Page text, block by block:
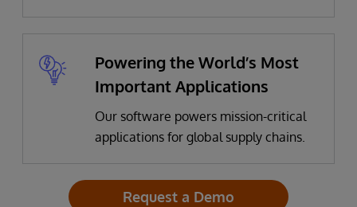
Powering the World’s Most
Important Applications
Our software powers mission-critical
applications for global supply chains.
Request a Demo